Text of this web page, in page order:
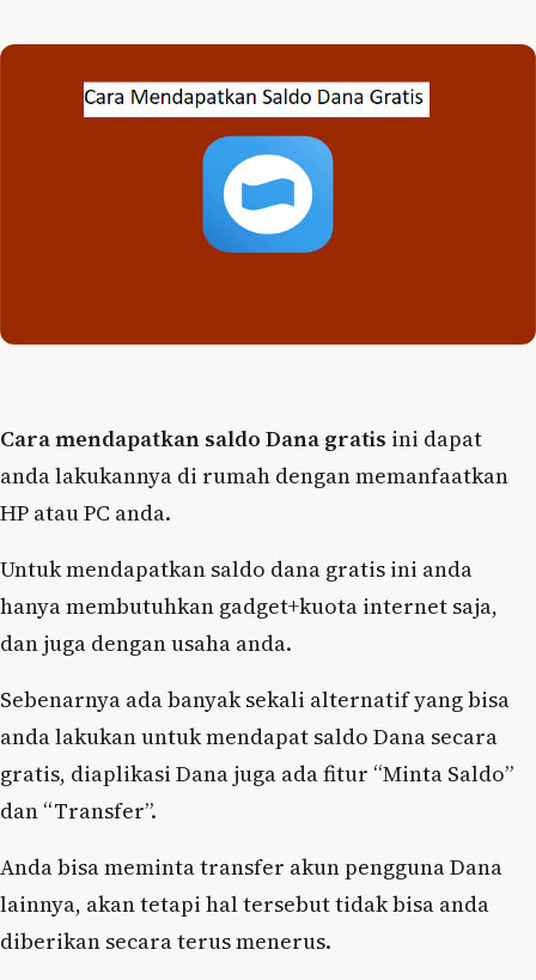
Cara mendapatkan saldo Dana gratis ini dapat
anda lakukannya di rumah dengan memanfaatkan
HP atau PC anda.
Untuk mendapatkan saldo dana gratis ini anda
hanya membutuhkan gadget+kuota internet saja,
dan juga dengan usaha anda.
Sebenarnya ada banyak sekali alternatif yang bisa
anda lakukan untuk mendapat saldo Dana secara
gratis, diaplikasi Dana juga ada fitur “Minta Saldo”
dan “Transfer”.
Anda bisa meminta transfer akun pengguna Dana
lainnya, akan tetapi hal tersebut tidak bisa anda
diberikan secara terus menerus.